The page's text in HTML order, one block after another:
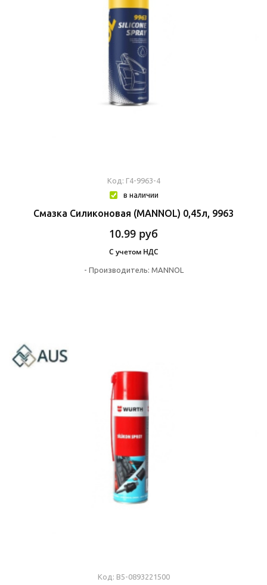
Код: Г4-9963-4
в наличии
Смазка Силиконовая (MANNOL) 0,45л, 9963
10.99 руб
С учетом НДС
- Производитель: MANNOL
Код: В5-0893221500